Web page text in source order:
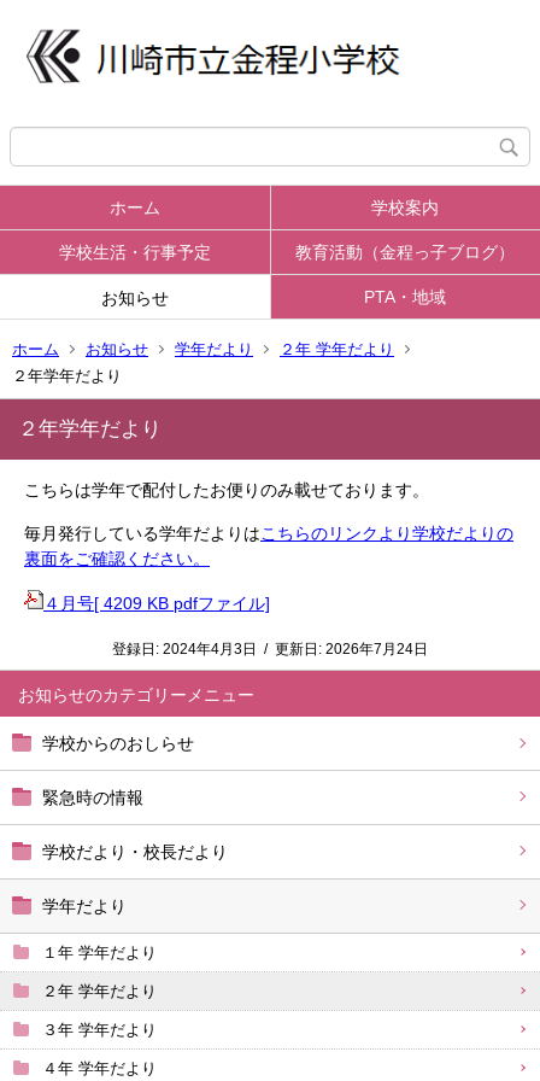
ホーム 学校案内
学校生活・行事予定 教育活動（金程っ子ブログ）
お知らせ PTA・地域
ホーム お知らせ 学年だより
２年 学年だより
２年学年だより
お知らせ
学校からのおしらせ
緊急時の情報
学校だより・校長だより
学年だより
１年 学年だより
２年 学年だより
３年 学年だより
４年 学年だより
２年学年だより
こちらは学年で配付したお便りのみ載せております。
毎月発行している学年だよりはこちらのリンクより学校だよりの
裏面をご確認ください。
４月号[ 4209 KB pdfファイル]
登録日: 2024年4月3日 / 更新日: 2026年7月24日